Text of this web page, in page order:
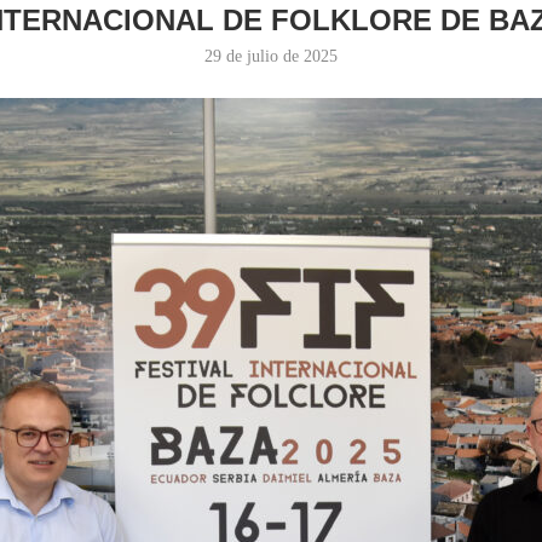
DE FOLKLORE DE
29 de julio de 2025